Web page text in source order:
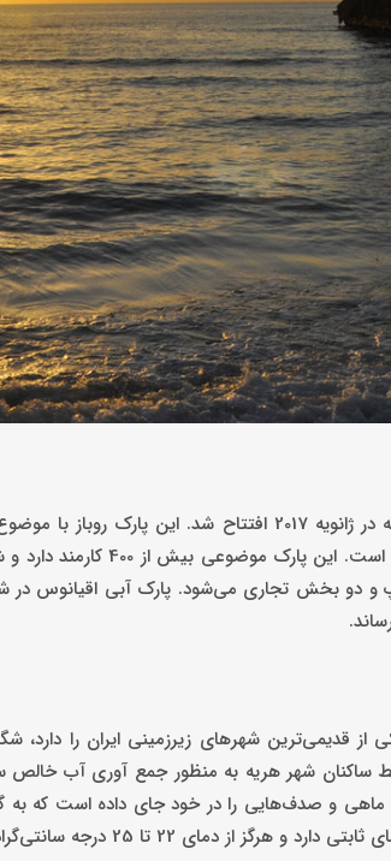
پارک آبی اقیانوس اولین پارک آبی موضوعی در ایران است که در
شاپ و دو بخش تجاری می‌شود. پارک آبی اقیانوس
از قدیمی‌ترین شهرهای زیرزمینی ایران را
شهر هریه به منظور جمع آوری آب خالص
و صدف‌هایی را در خود جای داده است که به
تا 25 درجه سانتی‌گراد تجاوز نمی‌کند.